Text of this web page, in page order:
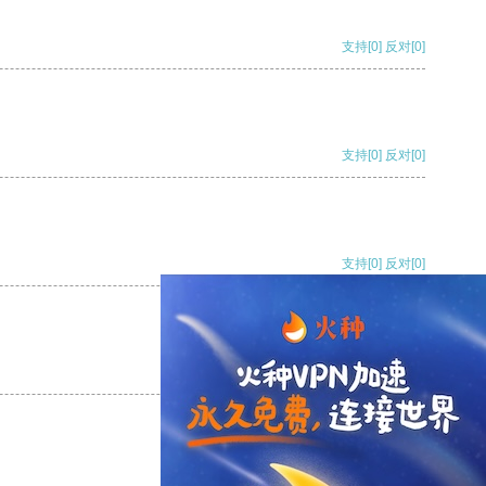
支持[0] 反对[0]
支持[0] 反对[0]
支持[0] 反对[0]
支持[0] 反对
支持